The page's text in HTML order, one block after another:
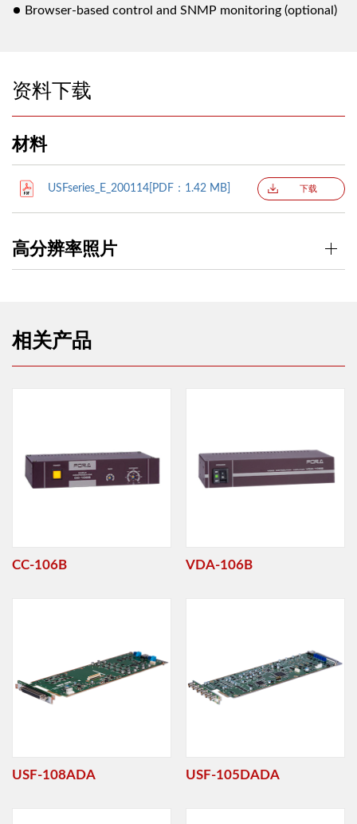
Browser-based control and SNMP monitoring (optional)
资料下载
材料
USFseries_E_200114[PDF：1.42 MB] 下载
高分辨率照片
相关产品
CC-106B VDA-106B
USF-108ADA USF-105DADA